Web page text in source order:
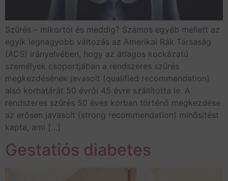
Szűrés – mikortól és meddig? Számos egyéb mellett az
egyik legnagyobb változás az Amerikai Rák Társaság
(ACS) irányelvében, hogy az átlagos kockázatú
személyek csoportjában a rendszeres szűrés
megkezdésének javasolt (qualified recommendation)
alsó korhatárát 50 évről 45 évre szállította le. A
rendszeres szűrés 50 éves korban történő megkezdése
az erősen javasolt (strong recommendation) minősítést
kapta, ami […]
Gestatiós diabetes